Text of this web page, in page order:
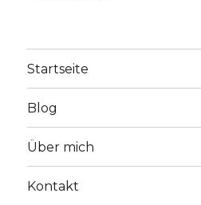
Startseite
Blog
Über mich
Kontakt